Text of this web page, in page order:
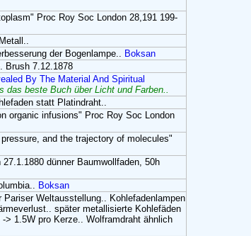
Proc Roy Soc London 28,191 199-
der Bogenlampe.. Boksan
Brush 7.12.1878
By The Material And Spiritual
beste Buch über Licht und Farben..
statt Platindraht..
organic infusions" Proc Roy Soc London
and the trajectory of molecules"
dünner Baumwollfaden, 50h
Boksan
Weltausstellung.. Kohlefadenlampen
später metallisierte Kohlefäden
1.5W pro Kerze.. Wolframdraht ähnlich